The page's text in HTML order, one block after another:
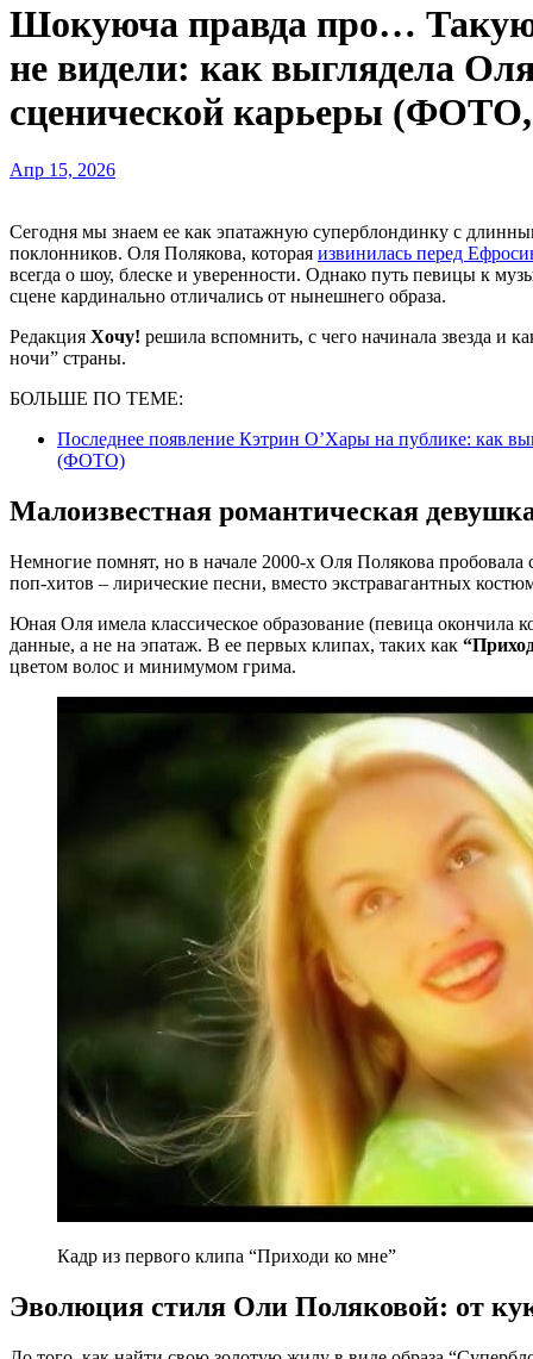
Шокуюча правда про…
не видели: как выглядела
сценической карьеры
Апр 15, 2026
Сегодня мы знаем ее как эпатажную суперблондинку с длинными ногами, роскошными кокошниками и армией
поклонников. Оля Полякова, которая извинилась перед
всегда о шоу, блеске и уверенности. Однако путь певицы к
сцене кардинально отличались от нынешнего образа.
Редакция Хочу! решила вспомнить, с чего начинала звезда и
ночи” страны.
БОЛЬШЕ ПО ТЕМЕ:
Последнее появление Кэтрин О’Хары на публике: как
(ФОТО)
Малоизвестная романтическая
Немногие помнят, но в начале 2000-х Оля Полякова
поп-хитов – лирические песни, вместо экстравагантных
Юная Оля имела классическое образование (певица окончила
данные, а не на эпатаж. В ее первых клипах, таких как
цветом волос и минимумом грима.
Кадр из первого клипа “Приходи ко мне”
Эволюция стиля Оли Поляковой: от